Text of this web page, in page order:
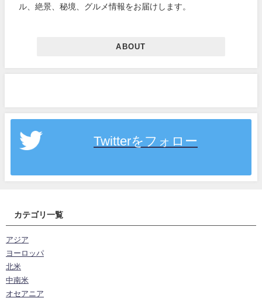
ル、絶景、秘境、グルメ情報をお届けします。
ABOUT
Twitterをフォロー
カテゴリ一覧
アジア
ヨーロッパ
北米
中南米
オセアニア